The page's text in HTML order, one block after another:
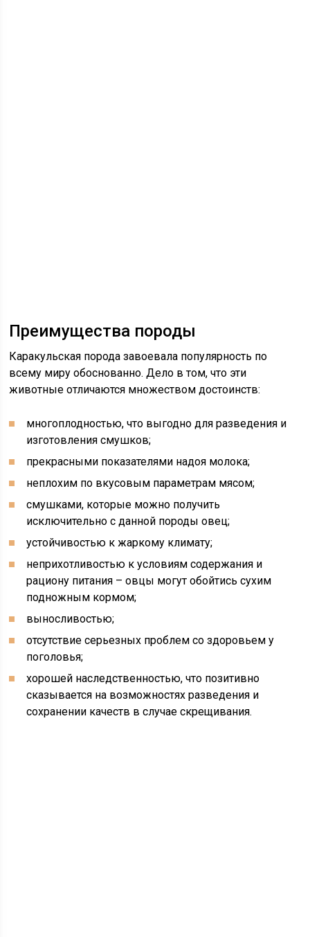
Преимущества породы
Каракульская порода завоевала популярность по
всему миру обоснованно. Дело в том, что эти
животные отличаются множеством достоинств:
многоплодностью, что выгодно для разведения и
изготовления смушков;
прекрасными показателями надоя молока;
неплохим по вкусовым параметрам мясом;
смушками, которые можно получить
исключительно с данной породы овец;
устойчивостью к жаркому климату;
неприхотливостью к условиям содержания и
рациону питания – овцы могут обойтись сухим
подножным кормом;
выносливостью;
отсутствие серьезных проблем со здоровьем у
поголовья;
хорошей наследственностью, что позитивно
сказывается на возможностях разведения и
сохранении качеств в случае скрещивания.